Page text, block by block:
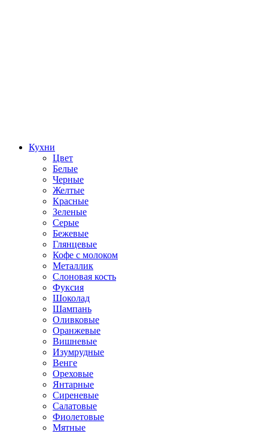
Кухни
Цвет
Белые
Черные
Желтые
Красные
Зеленые
Серые
Бежевые
Глянцевые
Кофе с молоком
Металлик
Слоновая кость
Фуксия
Шоколад
Шампань
Оливковые
Оранжевые
Вишневые
Изумрудные
Венге
Ореховые
Янтарные
Сиреневые
Салатовые
Фиолетовые
Мятные